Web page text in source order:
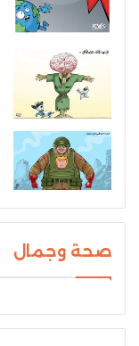
صحة وجمال